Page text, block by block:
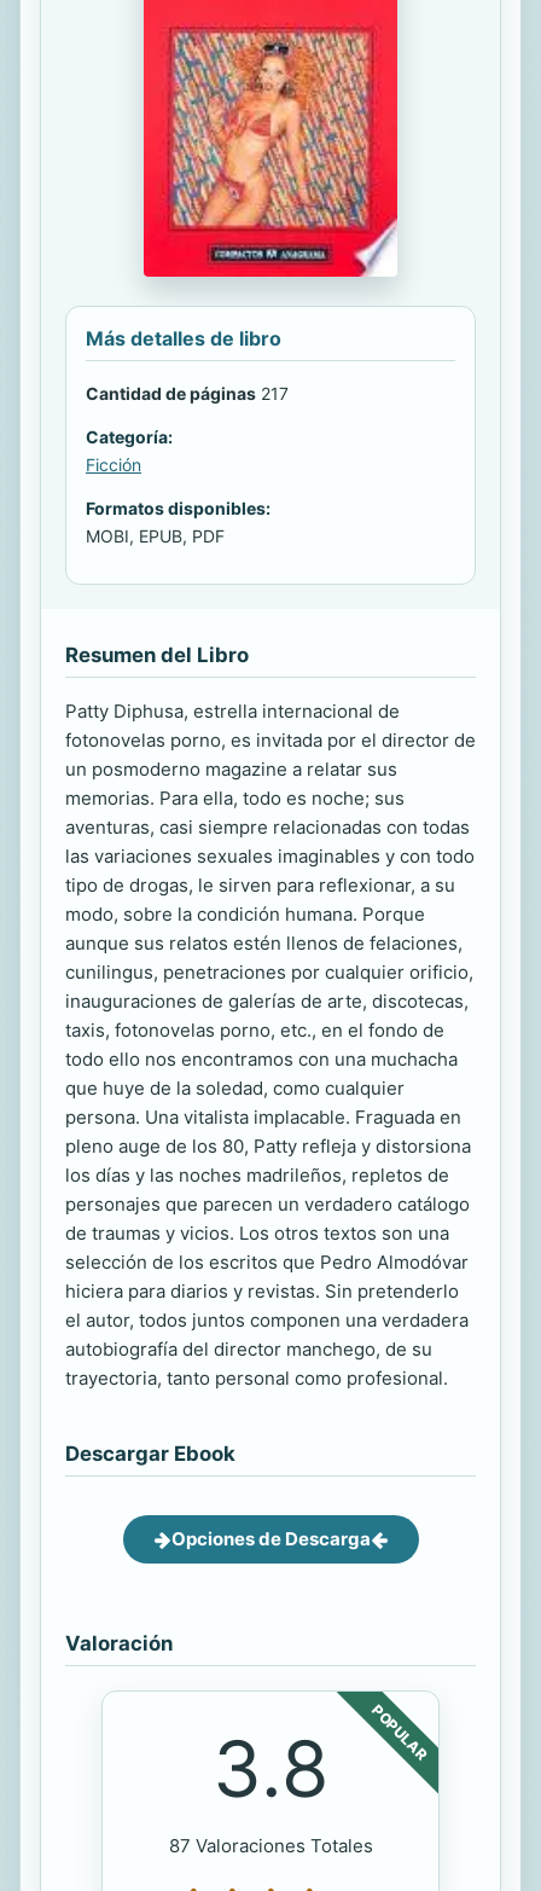
Más detalles de libro
Cantidad de páginas 217
Categoría:
Ficción
Formatos disponibles:
MOBI, EPUB, PDF
Resumen del Libro
Patty Diphusa, estrella internacional de
fotonovelas porno, es invitada por el director de
un posmoderno magazine a relatar sus
memorias. Para ella, todo es noche; sus
aventuras, casi siempre relacionadas con todas
las variaciones sexuales imaginables y con todo
tipo de drogas, le sirven para reflexionar, a su
modo, sobre la condición humana. Porque
aunque sus relatos estén llenos de felaciones,
cunilingus, penetraciones por cualquier orificio,
inauguraciones de galerías de arte, discotecas,
taxis, fotonovelas porno, etc., en el fondo de
todo ello nos encontramos con una muchacha
que huye de la soledad, como cualquier
persona. Una vitalista implacable. Fraguada en
pleno auge de los 80, Patty refleja y distorsiona
los días y las noches madrileños, repletos de
personajes que parecen un verdadero catálogo
de traumas y vicios. Los otros textos son una
selección de los escritos que Pedro Almodóvar
hiciera para diarios y revistas. Sin pretenderlo
el autor, todos juntos componen una verdadera
autobiografía del director manchego, de su
trayectoria, tanto personal como profesional.
Descargar Ebook
Opciones de Descarga
Valoración
POPULAR
3.8
87 Valoraciones Totales